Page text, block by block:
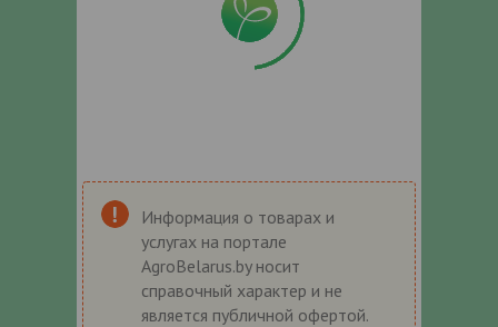
Информация о товарах и
услугах на портале
AgroBelarus.by носит
справочный характер и не
является публичной офертой.